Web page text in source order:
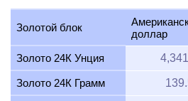
Золотой блок
доллар
Золото 24К Унция
Золото 24К Грамм